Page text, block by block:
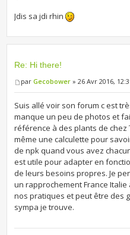
Jdis sa jdi rhin
Re: Hi there!
parGecobower » 26 Avr 2016,
Suis allé voir son forum c est
manque un peu de photos et
référence à des plants de chez
même une calculette pour
de npk quand vous avez
est utile pour adapter en
de leurs besoins propres. Je
un rapprochement France
nos pratiques et peut être des
sympa je trouve.